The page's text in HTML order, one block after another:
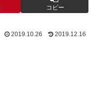
コピー
2019.10.26 2019.12.16